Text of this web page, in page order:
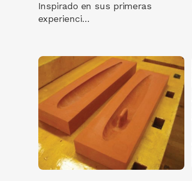
Inspirado en sus primeras
experienci…